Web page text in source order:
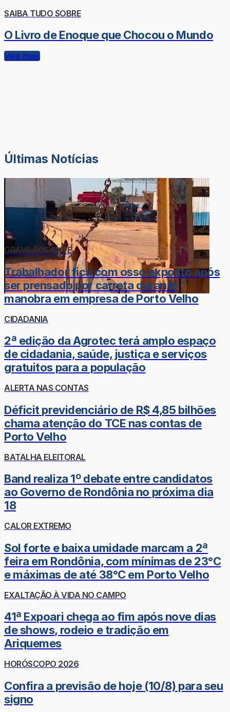
SAIBA TUDO SOBRE
O Livro de Enoque que Chocou o Mundo
Veja mais
Últimas Notícias
GRAVE ACIDENTE
Trabalhador fica com osso exposto após
ser prensado por carreta durante
manobra em empresa de Porto Velho
CIDADANIA
2ª edição da Agrotec terá amplo espaço
de cidadania, saúde, justiça e serviços
gratuitos para a população
ALERTA NAS CONTAS
Déficit previdenciário de R$ 4,85 bilhões
chama atenção do TCE nas contas de
Porto Velho
BATALHA ELEITORAL
Band realiza 1º debate entre candidatos
ao Governo de Rondônia no próxima dia
18
CALOR EXTREMO
Sol forte e baixa umidade marcam a 2ª
feira em Rondônia, com mínimas de 23°C
e máximas de até 38°C em Porto Velho
EXALTAÇÃO À VIDA NO CAMPO
41ª Expoari chega ao fim após nove dias
de shows, rodeio e tradição em
Ariquemes
HORÓSCOPO 2026
Confira a previsão de hoje (10/8) para seu
signo